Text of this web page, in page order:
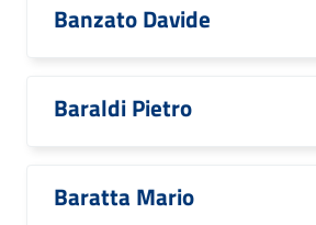
Banzato Davide
Baraldi Pietro
Baratta Mario